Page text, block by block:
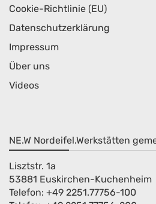
Cookie-Richtlinie (EU)
Datenschutzerklärung
Impressum
Über uns
Videos
NE.W Nordeifel.Werkstätten
Lisztstr. 1a
53881 Euskirchen-Kuchenheim
Telefon: +49 2251.77756-100